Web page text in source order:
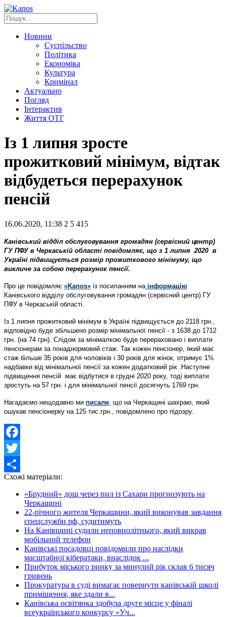
Новини
Суспільство
Політика
Економіка
Культура
Кримінал
Актуально
Погляд
Інтерактив
Життя ОТГ
Із 1 липня зросте
прожитковий мінімум, відтак
відбудеться перерахунок
пенсій
16.06.2020, 11:38 2 5 415
Канівський відділ обслуговування громадян (сервісний центр)
ГУ ПФУ в Черкаській області повідомляє, що з 1 липня 2020 в
Україні підвищується розмір прожиткового мінімуму, що
викличе за собою перерахунок пенсії.
Про це повідомляє «Kanos» із посиланням на інформацію
Канівського відділу обслуговування громадян (сервісний центр) ГУ
ПФУ в Черкаській області.
Із 1 липня прожитковий мінімум в Україні підвищується до 2118 грн.,
відповідно буде збільшено розмір мінімальної пенсії - з 1638 до 1712
грн. (на 74 грн). Слідом за мінімалкою буде перераховано і виплати
пенсіонерам за понаднормовий стаж. Так кожен пенсіонер, який має
стаж більше 35 років для чоловіків і 30 років для жінок, отримує 1%
надбавки від мінімальної пенсії за кожен додатковий рік .Наступне
підвищення пенсій має відбутися в грудні 2020 року, тоді виплати
зростуть на 57 грн. і для мінімальної пенсії досягнуть 1769 грн.
Нагадаємо нещодавно ми писали , що на Черкащині шахраю, який
ошукав пенсіонерку на 125 тис.грн., повідомлено про підозру.
Facebook
Twitter
Share
Схожі матеріали:
«Брудний» дощ через пил із Сахари прогнозують на
Черкащині
22-річного жителя Черкащини, який виконував завдання
спецслужби рф, судитимуть
На Канівщині судили неповнолітнього, який викрав
мобільний телефон
Канівські посадовці повідомили про наслідки
масштабної кібератаки, внаслідок ...
Прибуток міського ринку за минулий рік склав 6 тисяч
гривень
Прокуратура в суді вимагає повернути канівській школі
приміщення, яке здали в...
Канівська освітянка здобула друге місце у фіналі
всеукраїнського конкурсу «Уч...